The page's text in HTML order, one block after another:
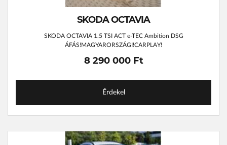
SKODA OCTAVIA
SKODA OCTAVIA 1.5 TSI ACT e-TEC Ambition DSG
ÁFÁS!MAGYARORSZÁGI!CARPLAY!
8 290 000 Ft
Érdekel